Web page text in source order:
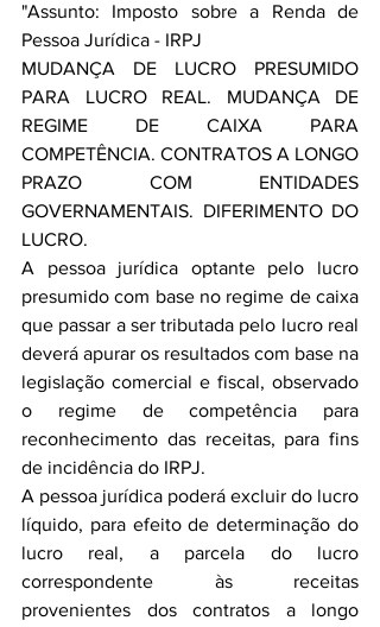
"Assunto: Imposto sobre a Renda de
Pessoa Jurídica - IRPJ
MUDANÇA DE LUCRO PRESUMIDO
PARA LUCRO REAL. MUDANÇA DE
REGIME DE CAIXA PARA
COMPETÊNCIA. CONTRATOS A LONGO
PRAZO COM ENTIDADES
GOVERNAMENTAIS. DIFERIMENTO DO
LUCRO.
A pessoa jurídica optante pelo lucro
presumido com base no regime de caixa
que passar a ser tributada pelo lucro real
deverá apurar os resultados com base na
legislação comercial e fiscal, observado
o regime de competência para
reconhecimento das receitas, para fins
de incidência do IRPJ.
A pessoa jurídica poderá excluir do lucro
líquido, para efeito de determinação do
lucro real, a parcela do lucro
correspondente às receitas
provenientes dos contratos a longo